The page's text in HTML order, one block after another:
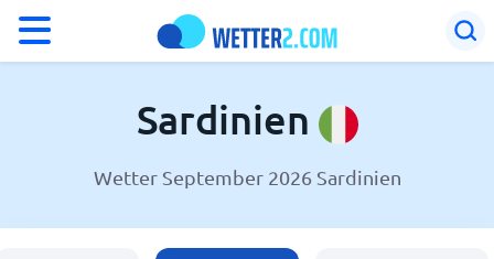
Wetter in Sardinien
Sardinien
Wetter September 2026 Sardinien